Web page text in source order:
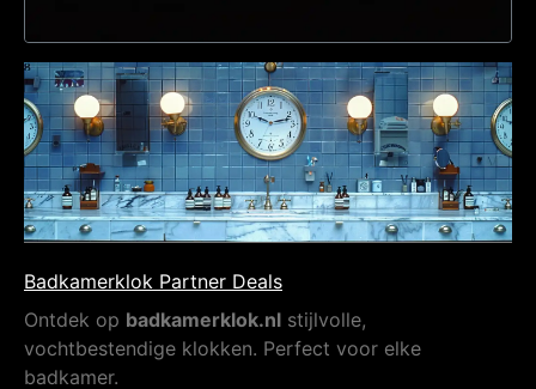
Badkamerklok Partner Deals
Ontdek op badkamerklok.nl stijlvolle,
vochtbestendige klokken. Perfect voor elke
badkamer.